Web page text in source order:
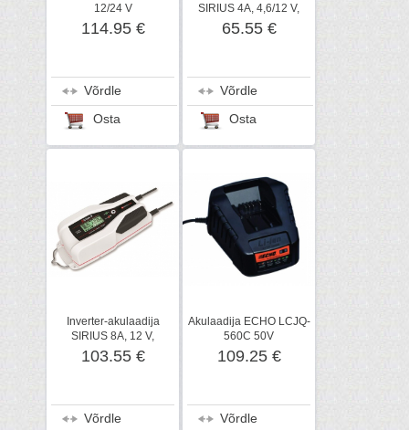
12/24 V
114.95 €
Võrdle
Osta
SIRIUS 4A, 4,6/12 V,
Elektromem
65.55 €
Võrdle
Osta
Inverter-akulaadija
SIRIUS 8A, 12 V,
Elektromem
103.55 €
Võrdle
Akulaadija ECHO LCJQ-
560C 50V
109.25 €
Võrdle